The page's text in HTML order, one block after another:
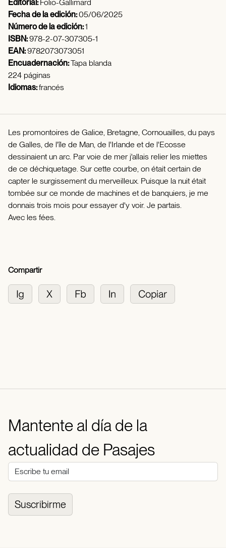
Editorial: Folio-Gallimard
Fecha de la edición:05/06/2025
Número de la edición:1
ISBN:978-2-07-307305-1
EAN:9782073073051
Encuadernación:Tapa blanda
224 páginas
Idiomas:francés
Les promontoires de Galice, Bretagne, Cornouailles, du pays
de Galles, de l'île de Man, de l'Irlande et de l'Ecosse
dessinaient un arc. Par voie de mer j'allais relier les miettes
de ce déchiquetage. Sur cette courbe, on était certain de
capter le surgissement du merveilleux. Puisque la nuit était
tombée sur ce monde de machines et de banquiers, je me
donnais trois mois pour essayer d'y voir. Je partais.
Avec les fées.
Compartir
Mantente al día de la
actualidad de Pasajes
Suscribirme